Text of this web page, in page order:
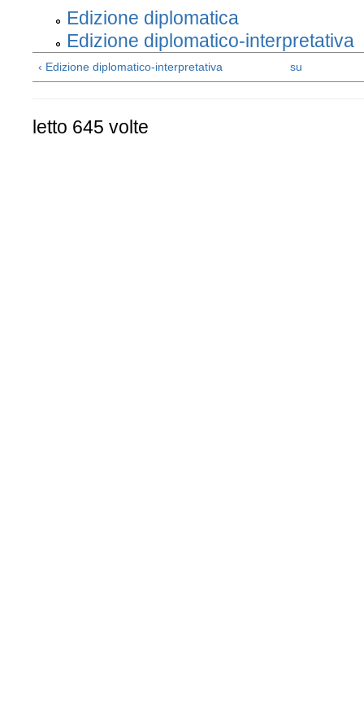
Edizione diplomatica
Edizione diplomatico-interpretativa
‹ Edizione diplomatico-interpretativa su
letto 645 volte